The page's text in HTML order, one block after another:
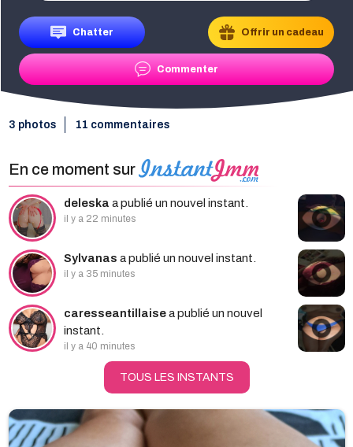
Chatter Offrir un cadeau
Commenter
3 photos 11 commentaires
En ce moment sur
deleska a publié un nouvel instant.
il y a 22 minutes
Sylvanas a publié un nouvel instant.
il y a 35 minutes
caresseantillaisea publié un nouvel
instant.
il y a 40 minutes
TOUS LES INSTANTS